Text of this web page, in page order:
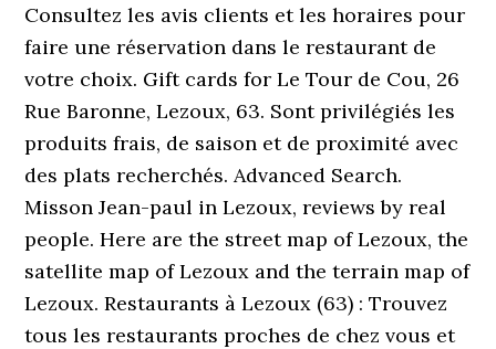
Consultez les avis clients et les horaires pour
faire une réservation dans le restaurant de
votre choix. Gift cards for Le Tour de Cou, 26
Rue Baronne, Lezoux, 63. Sont privilégiés les
produits frais, de saison et de proximité avec
des plats recherchés. Advanced Search.
Misson Jean-paul in Lezoux, reviews by real
people. Here are the street map of Lezoux, the
satellite map of Lezoux and the terrain map of
Lezoux. Restaurants à Lezoux (63) : Trouvez
tous les restaurants proches de chez vous et